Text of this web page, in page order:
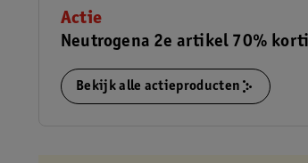
Actie
Neutrogena 2e artikel 70%
Bekijk alle actieproducten